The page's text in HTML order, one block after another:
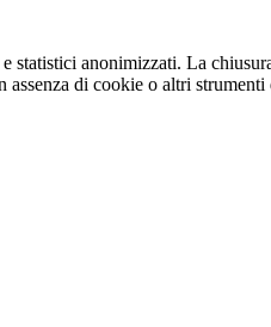
statistici anonimizzati. La
assenza di cookie o altri